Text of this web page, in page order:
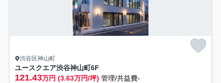
渋谷区神山町
ユースクエア渋谷神山町6F
121.43万円 (3.63万円/坪) 管理/共益費-